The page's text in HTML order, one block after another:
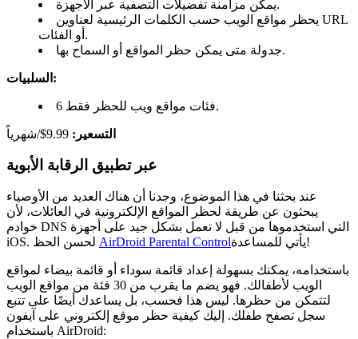
يمكن مزامنة تفضيلات التصفية عبر الأجهزة.
يحظر مواقع الويب حسب الكلمات الرئيسية لعناوين URL
أو الفئات.
جدولة متى يمكن حظر المواقع أو السماح بها.
السلبيات:
6 فئات مواقع ويب للحظر فقط.
التسعير:
عبر تطبيق الرقابة الأبوية
عند بحثنا في هذا الموضوع، وجدنا أن هناك العديد من الأوصياء
يبحثون عن طريقة لحظر المواقع الإلكترونية في العائلات، لأن
خوادم DNS التي استخدموها من قبل لا تعمل بشكل جيد على أجهزة
AirDroid Parental Control يأتي للمساعدة!
باستخدامه، يمكنك بسهولة إعداد قائمة سوداء أو قائمة بيضاء لمواقع
الويب لأطفالك. فهو يضم ما يقرب من 30 فئة من مواقع الويب
لتتمكن من حظرها. ليس هذا فحسب، بل يساعدك أيضًا على تتبع
سجل تصفح طفلك. إليك كيفية حظر موقع إلكتروني على آيفون
باستخدام AirDroid: